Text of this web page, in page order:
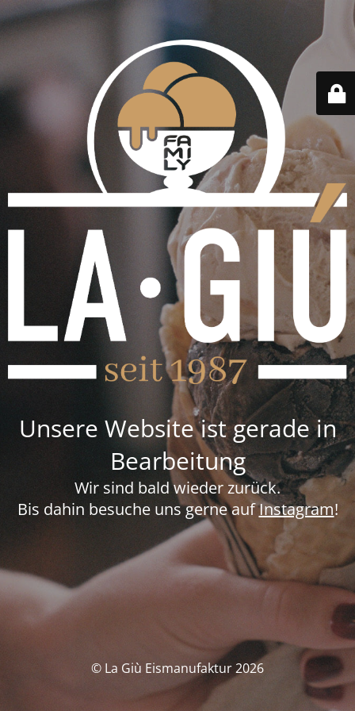
Unsere Website ist gerade in
Bearbeitung
Wir sind bald wieder zurück.
Bis dahin besuche uns gerne aufInstagram!
© La Giù Eismanufaktur 2026